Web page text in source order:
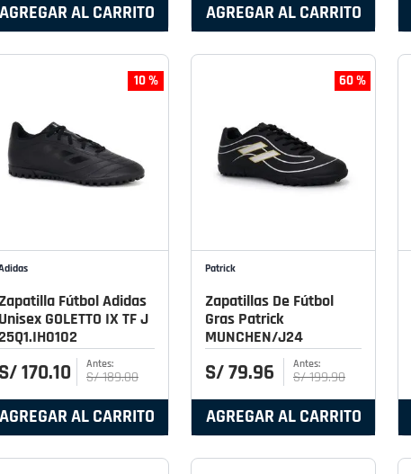
AGREGAR AL CARRITO AGREGAR AL CARRITO
10 %
Fútbol Adidas
Unisex GOLETTO IX TF J
S/170.10 S/189.00
AGREGAR AL CARRITO
60 %
Patrick
Zapatillas De Fútbol
Gras Patrick
MUNCHEN/J24
S/79.96 S/199.90
AGREGAR AL CARRITO